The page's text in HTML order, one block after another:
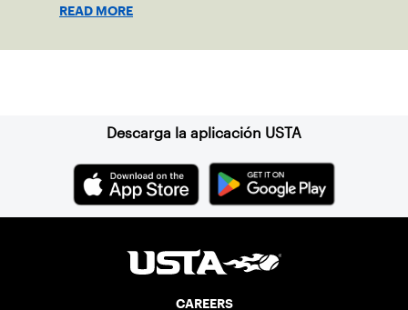
READ MORE
Descarga la aplicación USTA
CAREERS